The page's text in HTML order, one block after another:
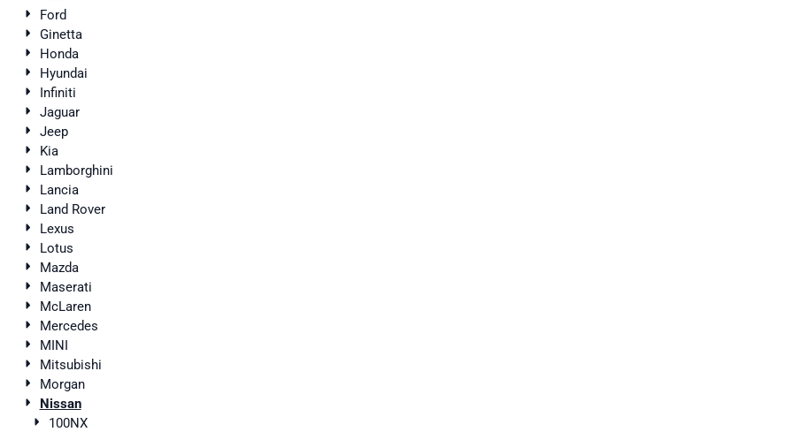
Ford
Ginetta
Honda
Hyundai
Infiniti
Jaguar
Jeep
Kia
Lamborghini
Lancia
Land Rover
Lexus
Lotus
Mazda
Maserati
McLaren
Mercedes
MINI
Mitsubishi
Morgan
Nissan
100NX